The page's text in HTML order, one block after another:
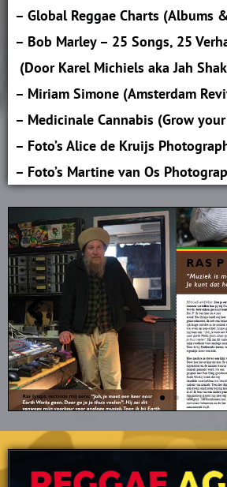
– Global Reggae Charts (Albums
– Bob Marley – 25 Songs, 25
(Door Karel Michiels aka Jah
– Miriam Simone (Amsterdam
– Medicinale Cannabis (Grow
– Foto’s Alice de Kruijs
– Foto’s Martine van Os